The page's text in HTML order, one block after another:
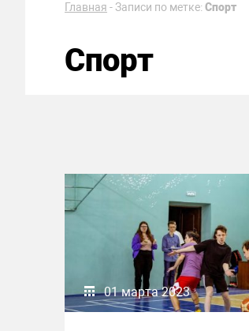
Главная -Записи по метке: Спорт
Спорт
01 марта 2023